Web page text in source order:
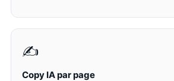
✍️
Copy IA par page